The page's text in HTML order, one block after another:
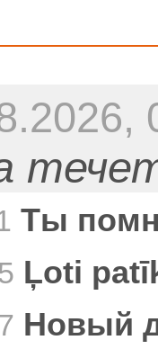
Ты
Ļoti
Новый